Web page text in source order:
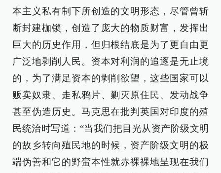
本主义私有制下所创造的文明形态，尽管曾斩
断封建枷锁，创造了庞大的物质财富，发挥出
巨大的历史作用，但归根结底是为了更自由更
广泛地剥削人民。资本对利润的追逐是无止境
的，为了满足资本的剥削欲望，这些国家可以
贩卖奴隶、走私鸦片、剿灭原住民、发动战争
甚至伪造历史。马克思在批判英国对印度的殖
民统治时写道：“当我们把目光从资产阶级文明
的故乡转向殖民地的时候，资产阶级文明的极
端伪善和它的野蛮本性就赤裸裸地呈现在我们